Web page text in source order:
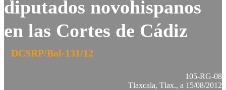
diputados novohispanos
en las Cortes de Cádiz
DCSRP/Bol-131/12
105-RG-08
Tlaxcala, Tlax., a 15/08/2012